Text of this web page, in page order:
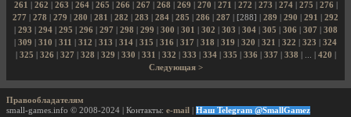
261
262 263 264| 265 266 267 268 269 270 271 272 273 274| 275 276
277
278 279 280 281 282 283 284 285 286 287 | [288] | 289 290 291
292
293 294| 295 296 297 298 299 300 301 302 303 304| 305 306 307
308
309 310 311 312 313 314 315 316 317 318 319 320 321 322 323
324
325 326 327 328 329 330 331 332 333 334| 335 336 337 338 420
Следующая >
Правообладателям
small-games.info © 2008-2024 | Контакты: e-mail Наш Telegram @SmallGamez